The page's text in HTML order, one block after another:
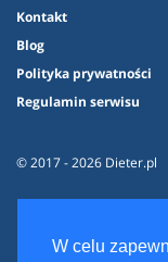
W celu
Kontakt
Blog
Polityka prywatności
Regulamin serwisu
© 2017 - 2026 Dieter.pl